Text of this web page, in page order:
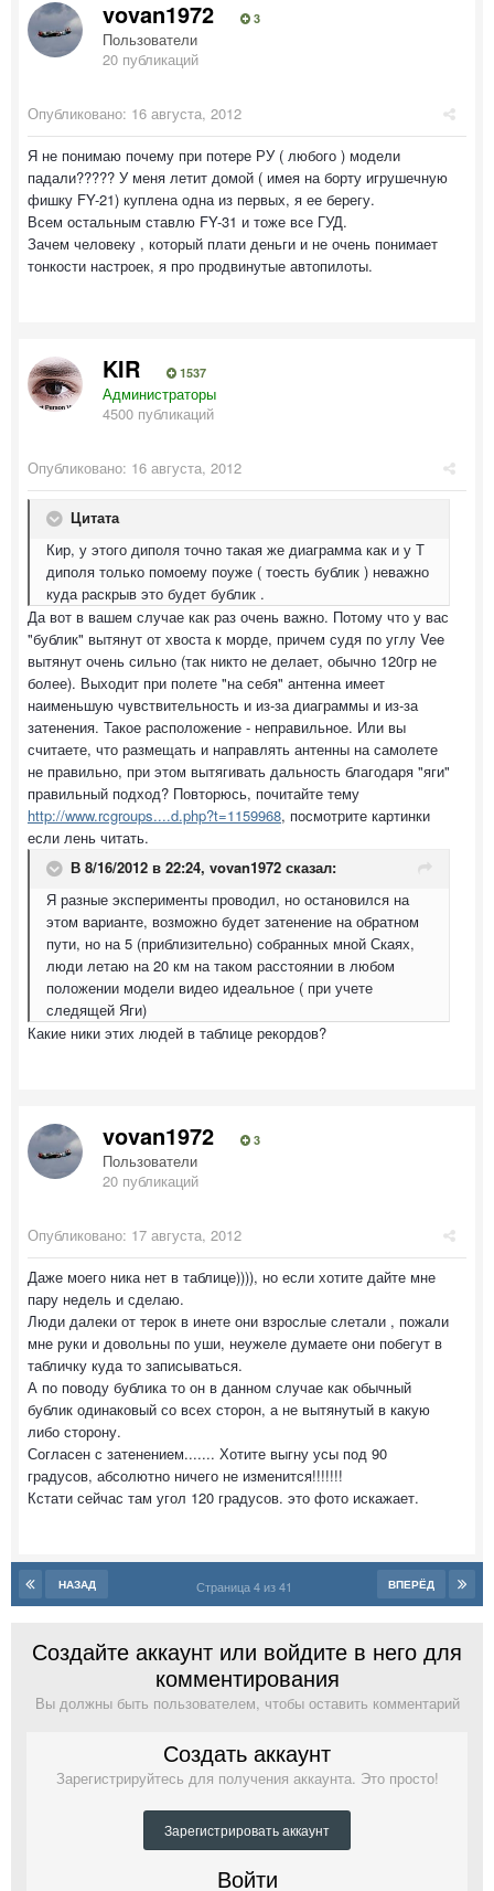
vovan1972 3
Пользователи
20 публикаций
Опубликовано: 16 августа, 2012
Я не понимаю почему при потере РУ ( любого ) модели
падали????? У меня летит домой ( имея на борту игрушечную
фишку FY-21) куплена одна из первых, я ее берегу.
Всем остальным ставлю FY-31 и тоже все ГУД.
Зачем человеку , который плати деньги и не очень понимает
тонкости настроек, я про продвинутые автопилоты.
KIR 1537
Администраторы
4500 публикаций
Опубликовано: 16 августа, 2012
Цитата
Кир, у этого диполя точно такая же диаграмма как и у Т
диполя только помоему поуже ( тоесть бублик ) неважно
куда раскрыв это будет бублик .
Да вот в вашем случае как раз очень важно. Потому что у вас
"бублик" вытянут от хвоста к морде, причем судя по углу Vee
вытянут очень сильно (так никто не делает, обычно 120гр не
более). Выходит при полете "на себя" антенна имеет
наименьшую чувствительность и из-за диаграммы и из-за
затенения. Такое расположение - неправильное. Или вы
считаете, что размещать и направлять антенны на самолете
не правильно, при этом вытягивать дальность благодаря "яги"
правильный подход? Повторюсь, почитайте тему
http://www.rcgroups....d.php?t=1159968, посмотрите картинки
если лень читать.
В 8/16/2012 в 22:24, vovan1972 сказал:
Я разные эксперименты проводил, но остановился на
этом варианте, возможно будет затенение на обратном
пути, но на 5 (приблизительно) собранных мной Скаях,
люди летаю на 20 км на таком расстоянии в любом
положении модели видео идеальное ( при учете
следящей Яги)
Какие ники этих людей в таблице рекордов?
vovan1972 3
Пользователи
20 публикаций
Опубликовано: 17 августа, 2012
Даже моего ника нет в таблице)))), но если хотите дайте мне
пару недель и сделаю.
Люди далеки от терок в инете они взрослые слетали , пожали
мне руки и довольны по уши, неужеле думаете они побегут в
табличку куда то записываться.
А по поводу бублика то он в данном случае как обычный
бублик одинаковый со всех сторон, а не вытянутый в какую
либо сторону.
Согласен с затенением....... Хотите выгну усы под 90
градусов, абсолютно ничего не изменится!!!!!!!
Кстати сейчас там угол 120 градусов. это фото искажает.
НАЗАД ВПЕРЁД
Страница 4 из 41
Создайте аккаунт или войдите в него для
комментирования
Вы должны быть пользователем, чтобы оставить комментарий
Создать аккаунт
Зарегистрируйтесь для получения аккаунта. Это просто!
Зарегистрировать аккаунт
Войти